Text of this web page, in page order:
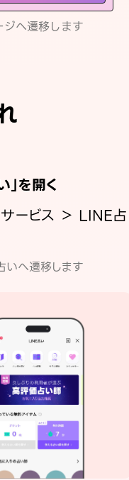
へ遷移します
を開く
ービス ＞ LINE占
いへ遷移します